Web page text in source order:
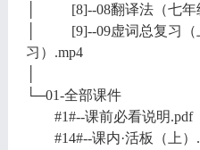
│ [8]--08翻译法（七年
│ [9]--09虚词总复习（
习）.mp4
└─01-全部课件
#1#--课前必看说明.pdf
#14#--课内·活板（上）